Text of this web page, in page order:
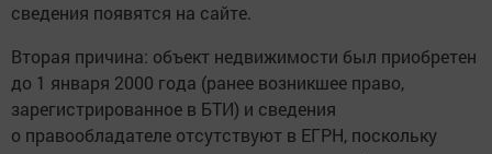
сведения появятся на сайте.
Вторая причина: объект недвижимости был приобретен
до 1 января 2000 года (ранее возникшее право,
зарегистрированное в БТИ) и сведения
о правообладателе отсутствуют в ЕГРН, поскольку